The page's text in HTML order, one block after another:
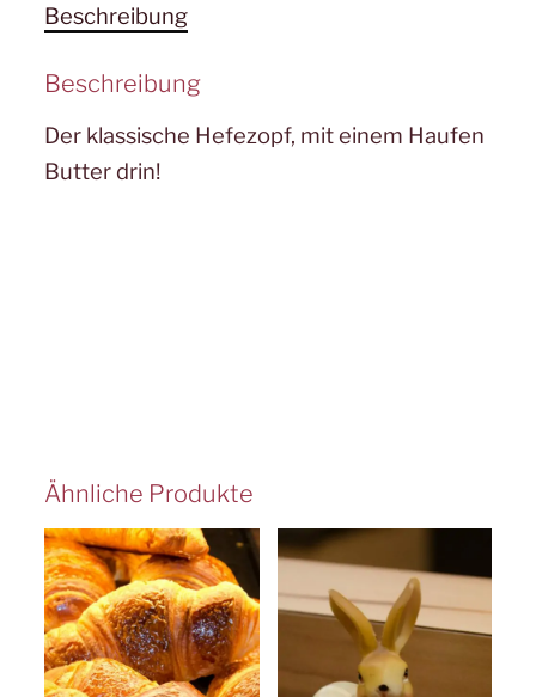
Beschreibung
Beschreibung
Der klassische Hefezopf, mit einem Haufen
Butter drin!
Ähnliche Produkte